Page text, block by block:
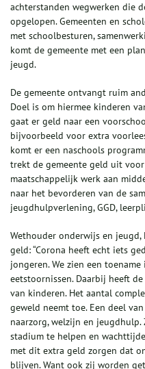
achterstanden wegwerken die
opgelopen. Gemeenten en
met schoolbesturen,
komt de gemeente met een
jeugd.
De gemeente ontvangt ruim
Doel is om hiermee kinderen
gaat er geld naar een
bijvoorbeeld voor extra
komt er een naschools
trekt de gemeente geld uit
maatschappelijk werk aan
naar het bevorderen van de
jeugdhulpverlening, GGD,
Wethouder onderwijs en
geld: “Corona heeft echt iets
jongeren. We zien een
eetstoornissen. Daarbij heeft
van kinderen. Het aantal
geweld neemt toe. Een deel
naarzorg, welzijn en
stadium te helpen en
met dit extra geld zorgen dat
blijven. Want ook zij worden